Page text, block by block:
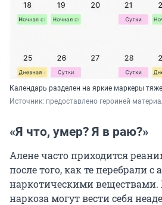
Календарь разделен на яркие маркеры
Источник: предоставлено героиней
«Я что, умер? Я в раю?»
Алене часто приходится
после того, как те перебрали с
наркотическими веществами.
наркоза могут вести себя